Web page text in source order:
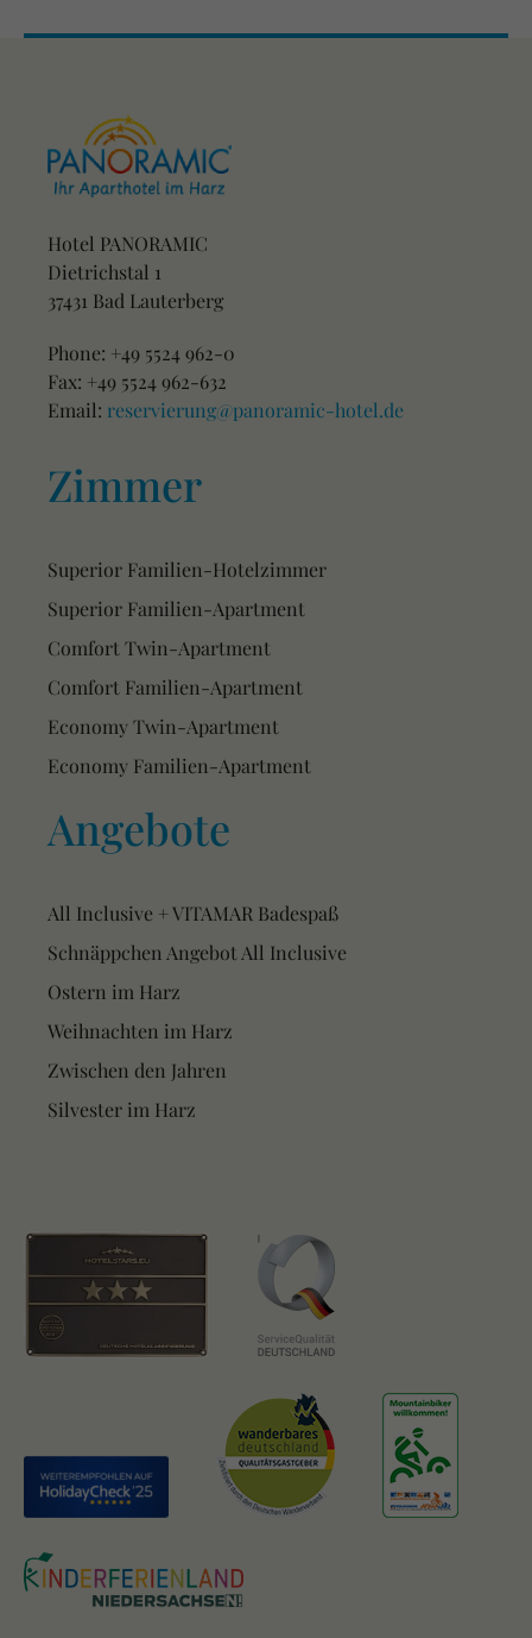
Hotel PANORAMIC
Dietrichstal 1
37431 Bad Lauterberg
Phone: +49 5524 962-0
Fax: +49 5524 962-632
Email: reservierung@panoramic-hotel.de
Zimmer
Superior Familien-Hotelzimmer
Superior Familien-Apartment
Comfort Twin-Apartment
Comfort Familien-Apartment
Economy Twin-Apartment
Economy Familien-Apartment
Angebote
All Inclusive + VITAMAR Badespaß
Schnäppchen Angebot All Inclusive
Ostern im Harz
Weihnachten im Harz
Zwischen den Jahren
Silvester im Harz